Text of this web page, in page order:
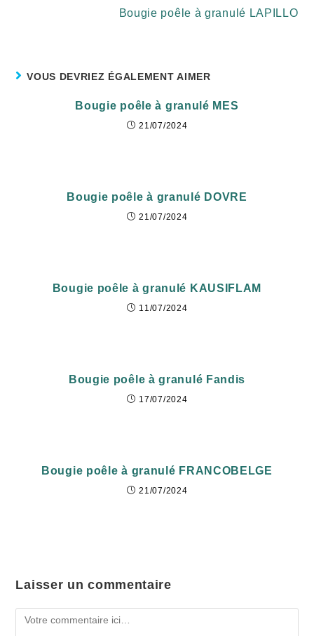
Bougie poêle à granulé LAPILLO
VOUS DEVRIEZ ÉGALEMENT AIMER
Bougie poêle à granulé MES
21/07/2024
Bougie poêle à granulé DOVRE
21/07/2024
Bougie poêle à granulé KAUSIFLAM
11/07/2024
Bougie poêle à granulé Fandis
17/07/2024
Bougie poêle à granulé FRANCOBELGE
21/07/2024
Laisser un commentaire